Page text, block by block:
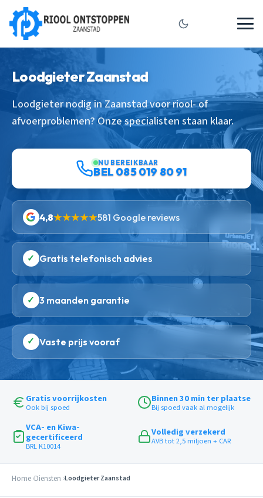
Loodgieter Zaanstad
Loodgieter nodig in Zaanstad voor riool- of
afvoerproblemen? Onze specialisten staan klaar.
NU BEREIKBAAR
BEL 085 019 80 91
4,8★★★★★581 Google reviews
✓ Gratis telefonisch advies
✓ 3 maanden garantie
✓ Vaste prijs vooraf
Gratis voorrijkosten
Ook bij spoed
Binnen 30 min ter plaatse
Bij spoed vaak al mogelijk
VCA- en Kiwa-
gecertificeerd
BRL K10014
Volledig verzekerd
AVB tot 2,5 miljoen + CAR
Home Diensten Loodgieter Zaanstad